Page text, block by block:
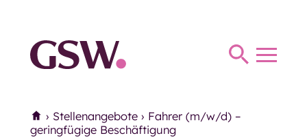
Haus Parkhaus
Therapie
Ergotherapie
Home
› Stellenangebote› Fahrer (m/w/d) –
geringfügige Beschäftigung